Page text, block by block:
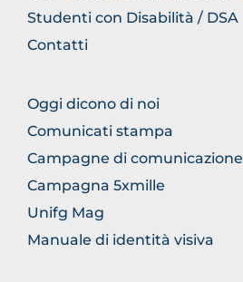
Studenti con Disabilità / DSA
Contatti
FOOTER
COMUNICAZIONE
Oggi dicono di noi
Comunicati stampa
Campagne di comunicazione
Campagna 5xmille
Unifg Mag
Manuale di identità visiva